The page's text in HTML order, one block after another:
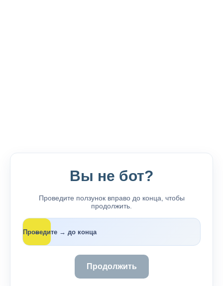
Вы не бот?
Проведите ползунок вправо до конца, чтобы
продолжить.
Проведите → до конца
→
Продолжить